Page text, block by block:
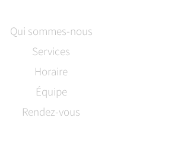
Qui sommes-nous
Services
Horaire
Équipe
Rendez-vous